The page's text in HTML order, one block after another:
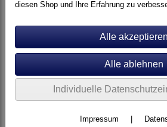
diesen Shop und Ihre Erfahrung zu
Individuelle
Impressum